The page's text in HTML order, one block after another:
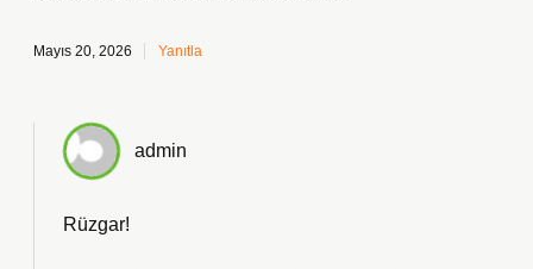
Mayıs 20, 2026 Yanıtla
admin
Rüzgar!